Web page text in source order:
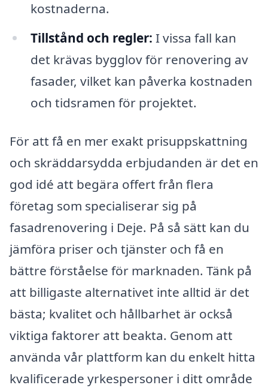
kostnaderna.
Tillstånd och regler: I vissa fall kan
det krävas bygglov för renovering av
fasader, vilket kan påverka kostnaden
och tidsramen för projektet.
För att få en mer exakt prisuppskattning
och skräddarsydda erbjudanden är det en
god idé att begära offert från flera
företag som specialiserar sig på
fasadrenovering i Deje. På så sätt kan du
jämföra priser och tjänster och få en
bättre förståelse för marknaden. Tänk på
att billigaste alternativet inte alltid är det
bästa; kvalitet och hållbarhet är också
viktiga faktorer att beakta. Genom att
använda vår plattform kan du enkelt hitta
kvalificerade yrkespersoner i ditt område